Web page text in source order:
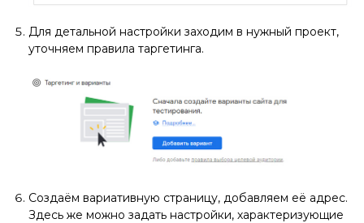
Для детальной настройки заходим в нужный проект,
уточняем правила таргетинга.
Создаём вариативную страницу, добавляем её адрес.
Здесь же можно задать настройки, характеризующие